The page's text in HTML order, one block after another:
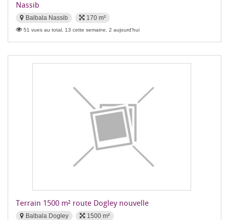
Nassib
Balbala Nassib 170 m²
51 vues au total, 13 cette semaine, 2 aujourd'hui
Terrain 1500 m² route Dogley nouvelle
Balbala Dogley 1500 m²